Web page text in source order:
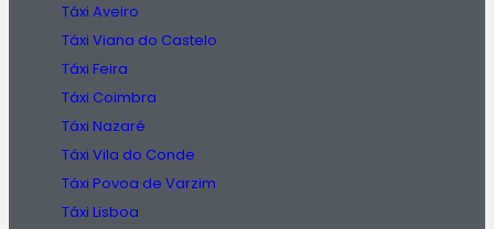
Táxi Aveiro
Táxi Viana do Castelo
Táxi Feira
Táxi Coimbra
Táxi Nazaré
Táxi Vila do Conde
Táxi Povoa de Varzim
Táxi Lisboa